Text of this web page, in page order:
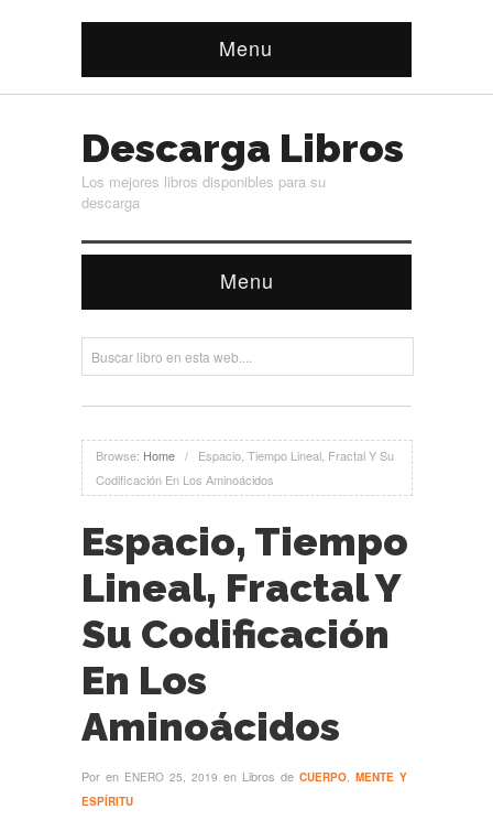
Menu
Descarga Libros
Los mejores libros disponibles para su
descarga
Menu
Browse: Home /
Espacio, Tiempo Lineal, Fractal Y Su
Codificación En Los Aminoácidos
Espacio, Tiempo
Lineal, Fractal Y
Su Codificación
En Los
Aminoácidos
Por en ENERO 25, 2019 en Libros de CUERPO, MENTE Y
ESPÍRITU